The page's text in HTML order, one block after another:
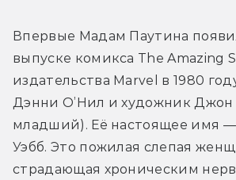
Впервые Мадам Паутина
выпуске комикса The Amazing
издательства Marvel в 1980
Дэнни О’Нил и художник
младший). Её настоящее имя —
Уэбб. Это пожилая слепая
страдающая хроническим